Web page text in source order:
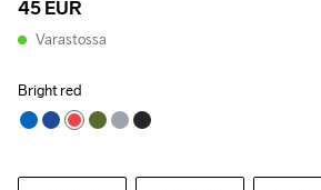
45 EUR
Varastossa
Bright red